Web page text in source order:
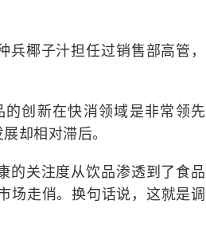
椰子汁担任过销售部高管，
创新在快消领域是非常领先
却相对滞后。
的关注度从饮品渗透到了食品
场走俏。换句话说，这就是调